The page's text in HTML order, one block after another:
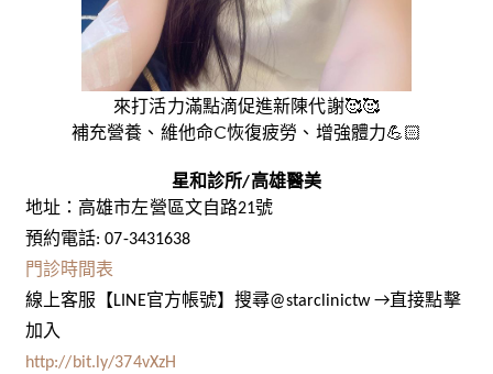
來打活力滿點滴促進新陳代謝🥰🥰
補充營養、維他命C恢復疲勞、增強體力💪🏻
星和診所/高雄醫美
地址：高雄市左營區文自路21號
預約電話: 07-3431638
門診時間表
線上客服【LINE官方帳號】搜尋@starclinictw →直接點擊
加入
http://bit.ly/374vXzH